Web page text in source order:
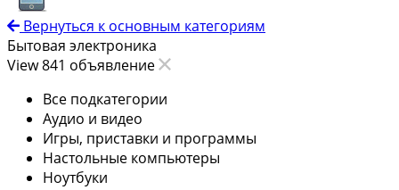
Вернуться к основным категориям
Бытовая электроника
View 841 объявление
Все подкатегории
Аудио и видео
Игры, приставки и программы
Настольные компьютеры
Ноутбуки